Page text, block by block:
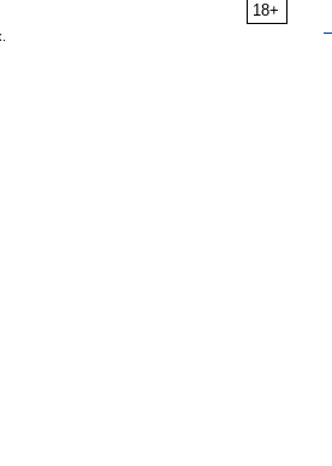
18+